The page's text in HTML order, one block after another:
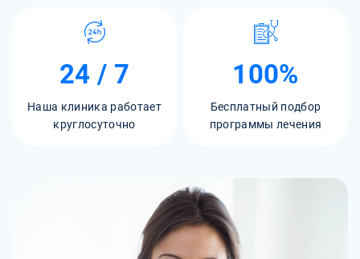
24 / 7
Наша клиника работает
круглосуточно
100%
Бесплатный подбор
программы лечения